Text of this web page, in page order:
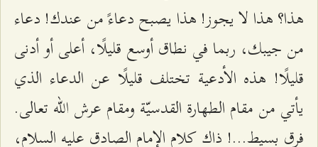
هذا؟ هذا لا يجوز! هذا يصبح دعاءً من عندك! دعاء
من جيبك، ربما في نطاق أوسع قليلًا، أعلى أو أدنى
قليلًا! هذه الأدعية تختلف قليلًا عن الدعاء الذي
يأتي من مقام الطهارة القدسيّة ومقام عرش الله تعالى.
فرق بسيط...! ذاك كلام الإمام الصادق عليه السلام،